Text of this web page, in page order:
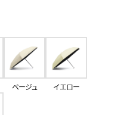
ベージュ イエロー